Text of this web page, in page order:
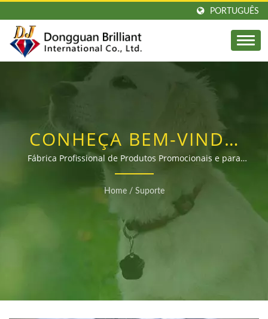
PORTUGUÊS
CONHEÇA BEM-VINDO
AO NOSSO CENTRO DE
SUPORTE! DESCUBRA
UM SERVIÇO
EXCEPCIONAL E
SOLUÇÕES RÁPIDAS –
SEU PARCEIRO DE
FABRICAÇÃO OEM
Fábrica Profissional de Produtos Promocionais e para
Pets Personalizados Desde 2003
Home / Suporte